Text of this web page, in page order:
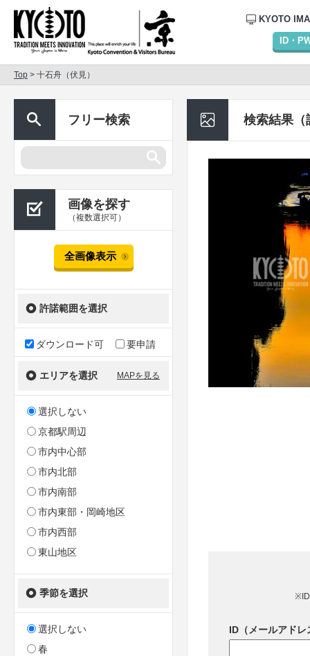
KYOTO
ID・
Top > 十石舟（伏見）
フリー検索
画像を探す
（複数選択可）
全画像表示
許諾範囲を選択
ダウンロード可 要申請
エリアを選択 MAPを見る
選択しない
京都駅周辺
市内中心部
市内北部
市内南部
市内東部・岡崎地区
市内西部
東山地区
季節を選択
選択しない
春
検索結果（
※ID
ID（メールアドレ